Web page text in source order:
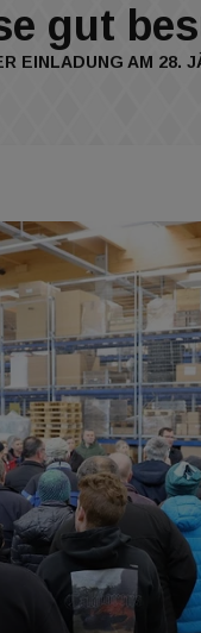
gut
EINLADUNG AM